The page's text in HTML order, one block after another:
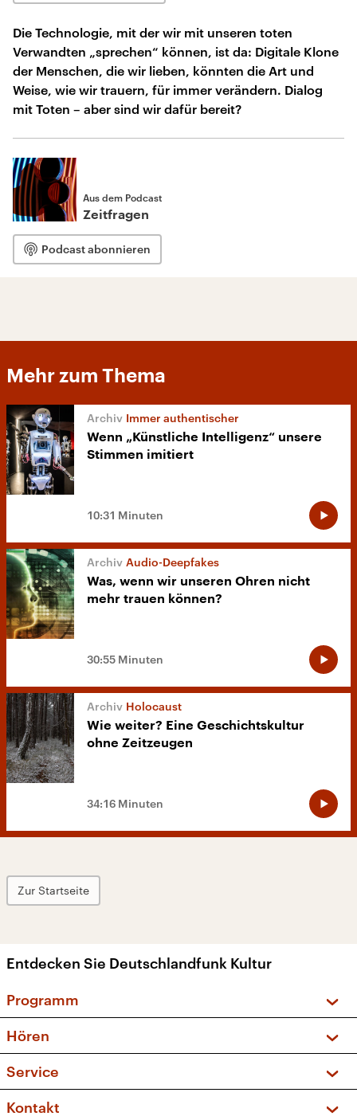
Die Technologie, mit der wir mit unseren toten
Verwandten „sprechen“ können, ist da: Digitale Klone
der Menschen, die wir lieben, könnten die Art und
Weise, wie wir trauern, für immer verändern. Dialog
mit Toten – aber sind wir dafür bereit?
Aus dem Podcast
Zeitfragen
Podcast abonnieren
Mehr zum Thema
Immer authentischer
Wenn „Künstliche Intelligenz“ unsere
Stimmen imitiert
10:31 Minuten
Audio-Deepfakes
Was, wenn wir unseren Ohren nicht
mehr trauen können?
30:55 Minuten
Holocaust
Wie weiter? Eine Geschichtskultur
ohne Zeitzeugen
34:16 Minuten
Zur Startseite
Entdecken Sie Deutschlandfunk Kultur
Programm
Sendungen und Podcasts
Musikliste
Kakadu – Das Kinderprogramm
Hören
Frequenzen (UKW + DAB+)
Service
FAQ
Kontakt